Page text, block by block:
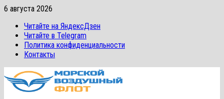
Перейти
содержимому
6 августа 2026
Читайте на ЯндексДзен
Читайте в Telegram
Политика конфиденциальности
Контакты